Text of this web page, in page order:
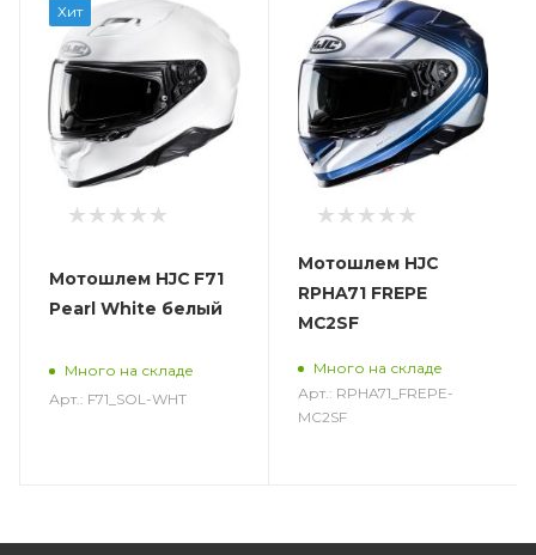
Хит
Мотошлем HJC F71
Pearl White белый
Много на складе
Арт.: F71_SOL-WHT
Мотошлем HJC
RPHA71 FREPE
MC2SF
Много на складе
Арт.: RPHA71_FREPE-
MC2SF